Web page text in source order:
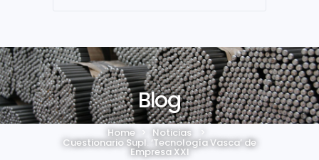
Blog
Home Noticias
Cuestionario Supl. ‘Tecnología Vasca’ de
Empresa XXI